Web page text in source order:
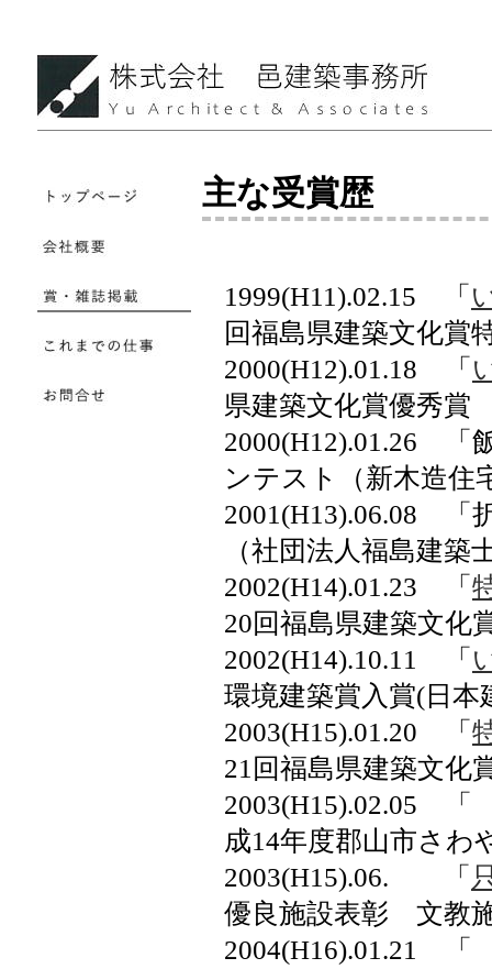
主な受賞歴
1999(H11).02.15 「
回福島県建築文化賞
2000(H12).01.18 「
県建築文化賞優秀賞
2000(H12).01.26 「
ンテスト（新木造住
2001(H13).06.08 「
（社団法人福島建築
2002(H14).01.23 「
20回福島県建築文化
2002(H14).10.11 「
環境建築賞入賞(日本
2003(H15).01.20 「
21回福島県建築文化
成14年度郡山市さわ
2003(H15).06. 「
優良施設表彰 文教